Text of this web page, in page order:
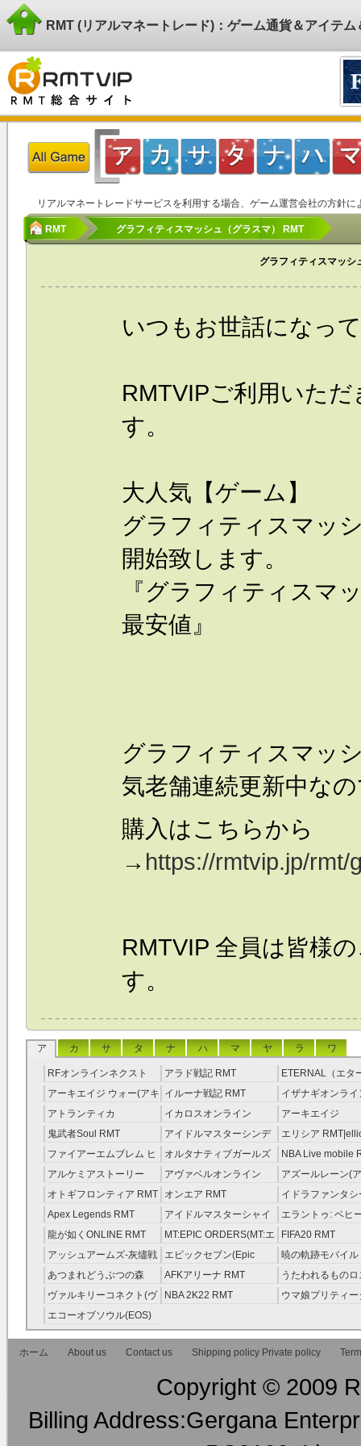
RMT (リアルマネートレード)：ゲーム通貨＆アイテ
リアルマネートレードサービスを利用する場合、ゲーム運営会社の方針
RMT グラフィティスマッシュ（グラスマ） RMT
グラフィティスマッシ
いつもお世話になっ
RMTVIPご利用いた
す。
大人気【ゲーム】
グラフィティスマッ
開始致します。
『グラフィティスマ
最安値』
グラフィティスマッ
気老舗連続更新中な
購入はこちらから
→ https://rmtvip.jp/rmt/
RMTVIP 全員は皆様
す。
ア カ サ タ ナ ハ マ ヤ ラ ワ
RFオンラインネクスト
RMT
アラド戦記 RMT
ETERNAL（エタ
RMT
アーキエイジ ウォー(アキ
ウオ) RMT
イルーナ戦記 RMT
イザナギオンライ
アトランティカ
RMT|Atlantica RMT
イカロスオンライン
RMT（予約制）
アーキエイジ
RMT|ArcheAge
約制）
鬼武者Soul RMT
アイドルマスターシンデ
レラガールズ(モバマス)
RMT
エリシア
RMT
ファイアーエムブレム ヒ
ーローズ(FEヒーローズ)
RMT
オルタナティブガールズ
RMT
NBA Live mobile
アルケミアストーリー
（アルスト） RMT
アヴァベルオンライン
RMT
アズールレーン(
RMT
オトギフロンティア RMT オンエア RMT
イドラファンタシ
ーサーガ RMT
Apex Legends RMT
アイドルマスターシャイ
ニーカラーズ(シャニマス)
RMT
エラントゥ: ベヒ
ピリット RMT
龍が如くONLINE RMT
MT:EPIC ORDERS(MT:エ
ピック・オーダーズ)
RMT
FIFA20 RMT
アッシュアームズ‐灰燼戦
線 RMT
エピックセブン(Epic
Seven) RMT
暁の軌跡モバイル
伝説 ） RMT
あつまれどうぶつの森
RMT
AFKアリーナ RMT
うたわれるもの
ラグ(ロスフラ)
ヴァルキリーコネクト(ヴ
ァルコネ) RMT
NBA 2K22 RMT
ウマ娘プリティー
エコーオブソウル(EOS)
RMT
ホーム
About us Contact us Shipping policy Private policy
Copyright © 2009
Billing Address:Gergana